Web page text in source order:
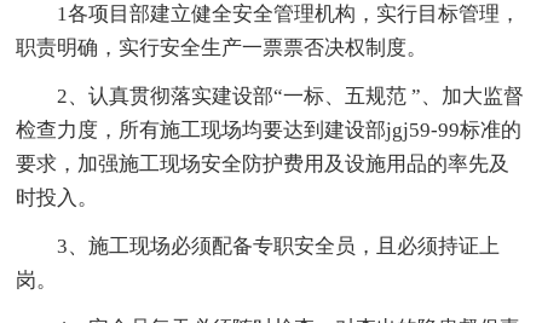
1各项目部建立健全安全管理机构，实行目标管理，
职责明确，实行安全生产一票票否决权制度。
2、认真贯彻落实建设部“一标、五规范 ”、加大监督
检查力度，所有施工现场均要达到建设部jgj59-99标准的
要求，加强施工现场安全防护费用及设施用品的率先及
时投入。
3、施工现场必须配备专职安全员，且必须持证上
岗。